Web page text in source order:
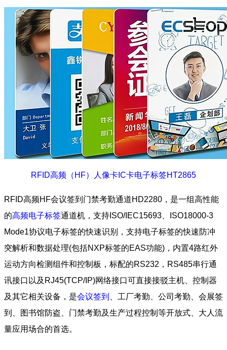
RFID高频（HF）人像卡IC卡电子标签HT2865
RFID高频HF会议签到门禁考勤通道HD2280，是一组高性能
的高频电子标签通道机，支持ISO/IEC15693、ISO18000-3
Mode1协议电子标签的快速识别，支持电子标签的快速防冲
突解析和数据处理(包括NXP标签的EAS功能)，内置4路红外
运动方向检测组件和控制板，标配的RS232，RS485串行通
讯接口以及RJ45(TCP/IP)网络接口可直接接驳主机、控制器
及其它相关设备，是会议签到
、工厂考勤、公司考勤、会展签
到、图书馆防盗、门禁考勤及生产过程控制等开放式、大人流
量应用场合的首选。